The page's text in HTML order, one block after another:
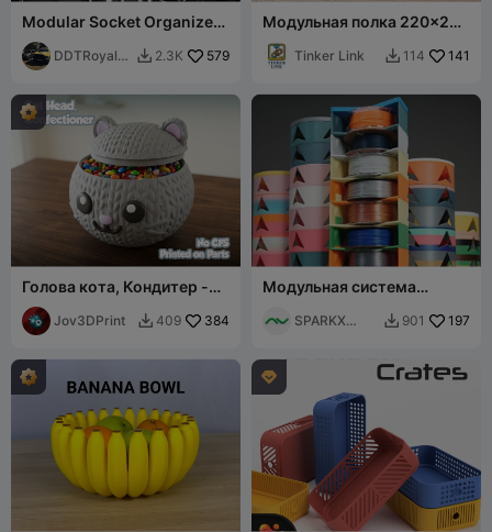
Modular Socket Organizers
(1/4 - 3/8 - 1/2)
DDTRoyalB
 2.3K 579
Модульная полка 220x230
мм
Tinker Link  114 141
Голова кота, Кондитер -
Без CFS
Jov3DPrint  409 384
Модульная система
логотипом Creality
SPARKX
 901 197
